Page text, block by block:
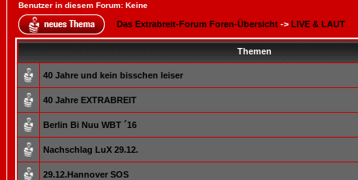
Benutzer in diesem Forum: Keine
Das Extrabreit-Forum Foren-Übersicht -> LIVE & LAUT
Themen
40 Jahre und kein bisschen leiser
40 Jahre EXTRABREIT
Berlin Bi Nuu WBT ´16
Nachschlag LuX 29.12.
29.12.Hannover SOS